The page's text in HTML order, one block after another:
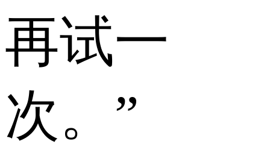
再试一
次。”